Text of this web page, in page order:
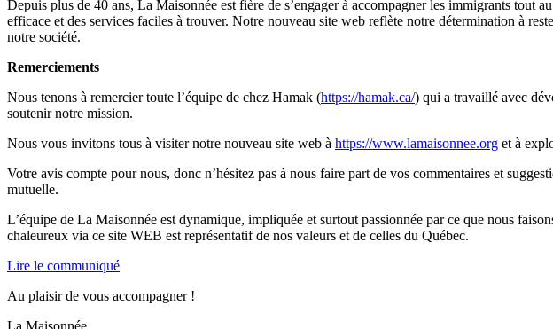
Depuis plus de 40 ans, La Maisonnée est fière de s’engager à accompagner les immigrants tout
efficace et des services faciles à trouver. Notre nouveau site web reflète notre détermination à
notre société.
Remerciements
Nous tenons à remercier toute l’équipe de chez Hamak (https://hamak.ca/) qui a travaillé avec
soutenir notre mission.
Nous vous invitons tous à visiter notre nouveau site web à https://www.lamaisonnee.org et à
Votre avis compte pour nous, donc n’hésitez pas à nous faire part de vos commentaires et
mutuelle.
L’équipe de La Maisonnée est dynamique, impliquée et surtout passionnée par ce que nous
chaleureux via ce site WEB est représentatif de nos valeurs et de celles du Québec.
Lire le communiqué
Au plaisir de vous accompagner !
La Maisonnée.